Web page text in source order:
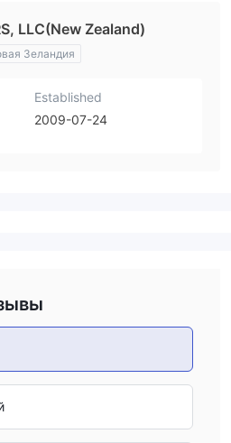
LLC(New Zealand)
Зеландия
Established
2009-07-24